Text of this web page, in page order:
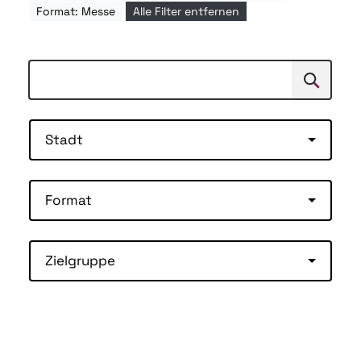
Format: Messe
Alle Filter entfernen
Suchen
Stadt
Format
Zielgruppe